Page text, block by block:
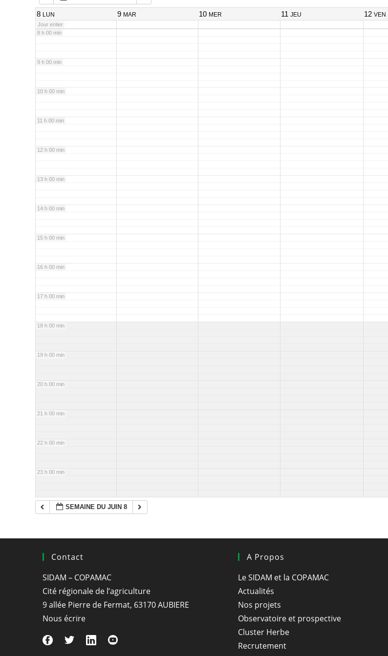
8 LUN 9 MAR 10 MER 11 JEU 12 VEN
Jour entier
7 h 00 min
8 h 00 min
9 h 00 min
10 h 00 min
11 h 00 min
12 h 00 min
13 h 00 min
14 h 00 min
15 h 00 min
16 h 00 min
17 h 00 min
18 h 00 min
19 h 00 min
20 h 00 min
21 h 00 min
22 h 00 min
23 h 00 min
SEMAINE DU JUIN 8
Contact
SIDAM – COPAMAC
Cité régionale de l’agriculture
9 allée Pierre de Fermat, 63170 AUBIERE
Nous écrire
A Propos
Le SIDAM et la COPAMAC
Actualités
Nos projets
Observatoire et prospective
Cluster Herbe
Recrutement